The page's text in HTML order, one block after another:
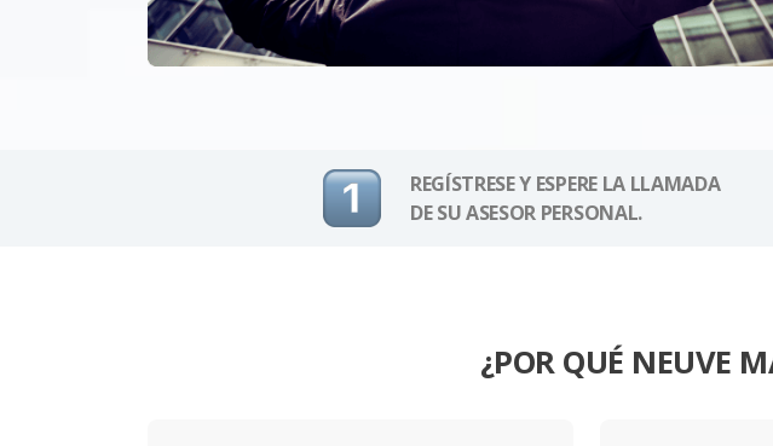
REGÍSTRESE Y ESPERE LA LLAMADA
DE SU ASESOR PERSONAL.
¿POR QUÉ NEUVE